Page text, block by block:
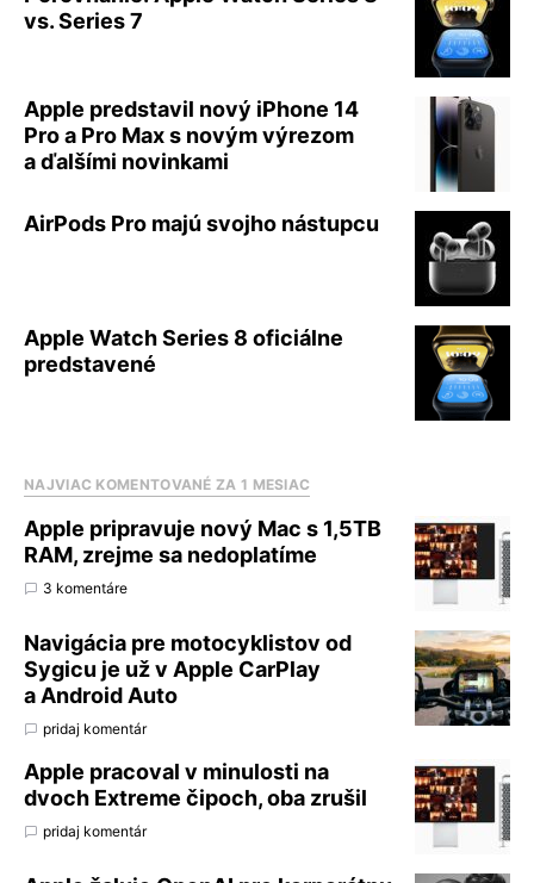
vs. Series 7
Apple predstavil nový iPhone 14
Pro a Pro Max s novým výrezom
a ďalšími novinkami
AirPods Pro majú svojho nástupcu
Apple Watch Series 8 oficiálne
predstavené
NAJVIAC KOMENTOVANÉ ZA 1 MESIAC
Apple pripravuje nový Mac s 1,5TB
RAM, zrejme sa nedoplatíme
3 komentáre
Navigácia pre motocyklistov od
Sygicu je už v Apple CarPlay
a Android Auto
pridaj komentár
Apple pracoval v minulosti na
dvoch Extreme čipoch, oba zrušil
pridaj komentár